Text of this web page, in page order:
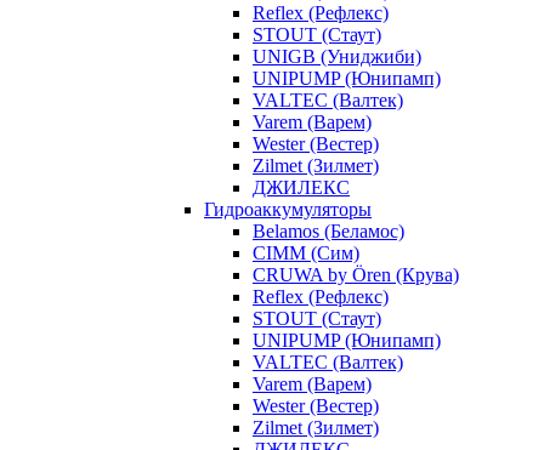
Reflex (Рефлекс)
STOUT (Стаут)
UNIGB (Униджиби)
UNIPUMP (Юнипамп)
VALTEC (Валтек)
Varem (Варем)
Wester (Вестер)
Zilmet (Зилмет)
ДЖИЛЕКС
Гидроаккумуляторы
Belamos (Беламос)
CIMM (Сим)
CRUWA by Ören (Крува)
Reflex (Рефлекс)
STOUT (Стаут)
UNIPUMP (Юнипамп)
VALTEC (Валтек)
Varem (Варем)
Wester (Вестер)
Zilmet (Зилмет)